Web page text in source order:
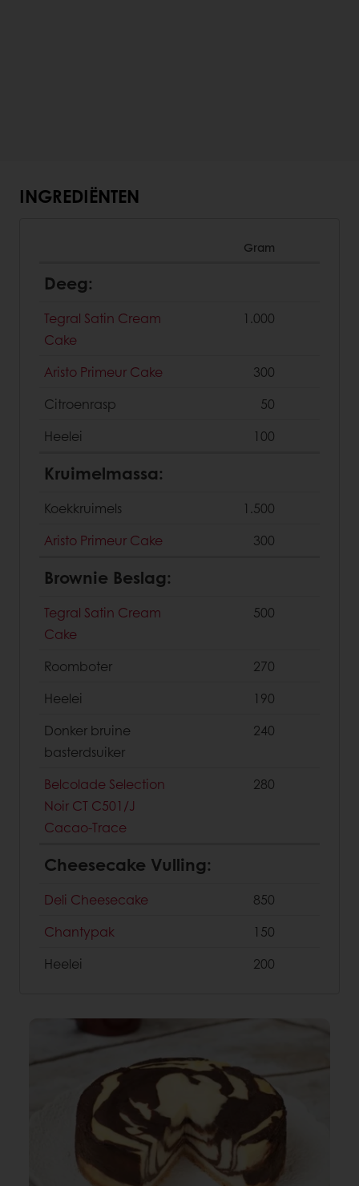
INGREDIËNTEN
Gram
Deeg:
Tegral Satin Cream
Cake
1.000
Aristo Primeur Cake
300
Citroenrasp
50
Heelei
100
Kruimelmassa:
Koekkruimels
1.500
Aristo Primeur Cake
300
Brownie Beslag:
Tegral Satin Cream
Cake
500
Roomboter
270
Heelei
190
Donker bruine
basterdsuiker
240
Belcolade Selection
Noir CT C501/J
Cacao-Trace
280
Cheesecake Vulling:
Deli Cheesecake
850
Chantypak
150
Heelei
200